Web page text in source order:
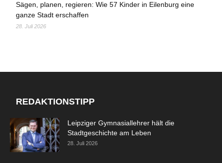
Sägen, planen, regieren: Wie 57 Kinder in Eilenburg eine
ganze Stadt erschaffen
28. Juli 2026
REDAKTIONSTIPP
Leipziger Gymnasiallehrer hält die
Stadtgeschichte am Leben
28. Juli 2026